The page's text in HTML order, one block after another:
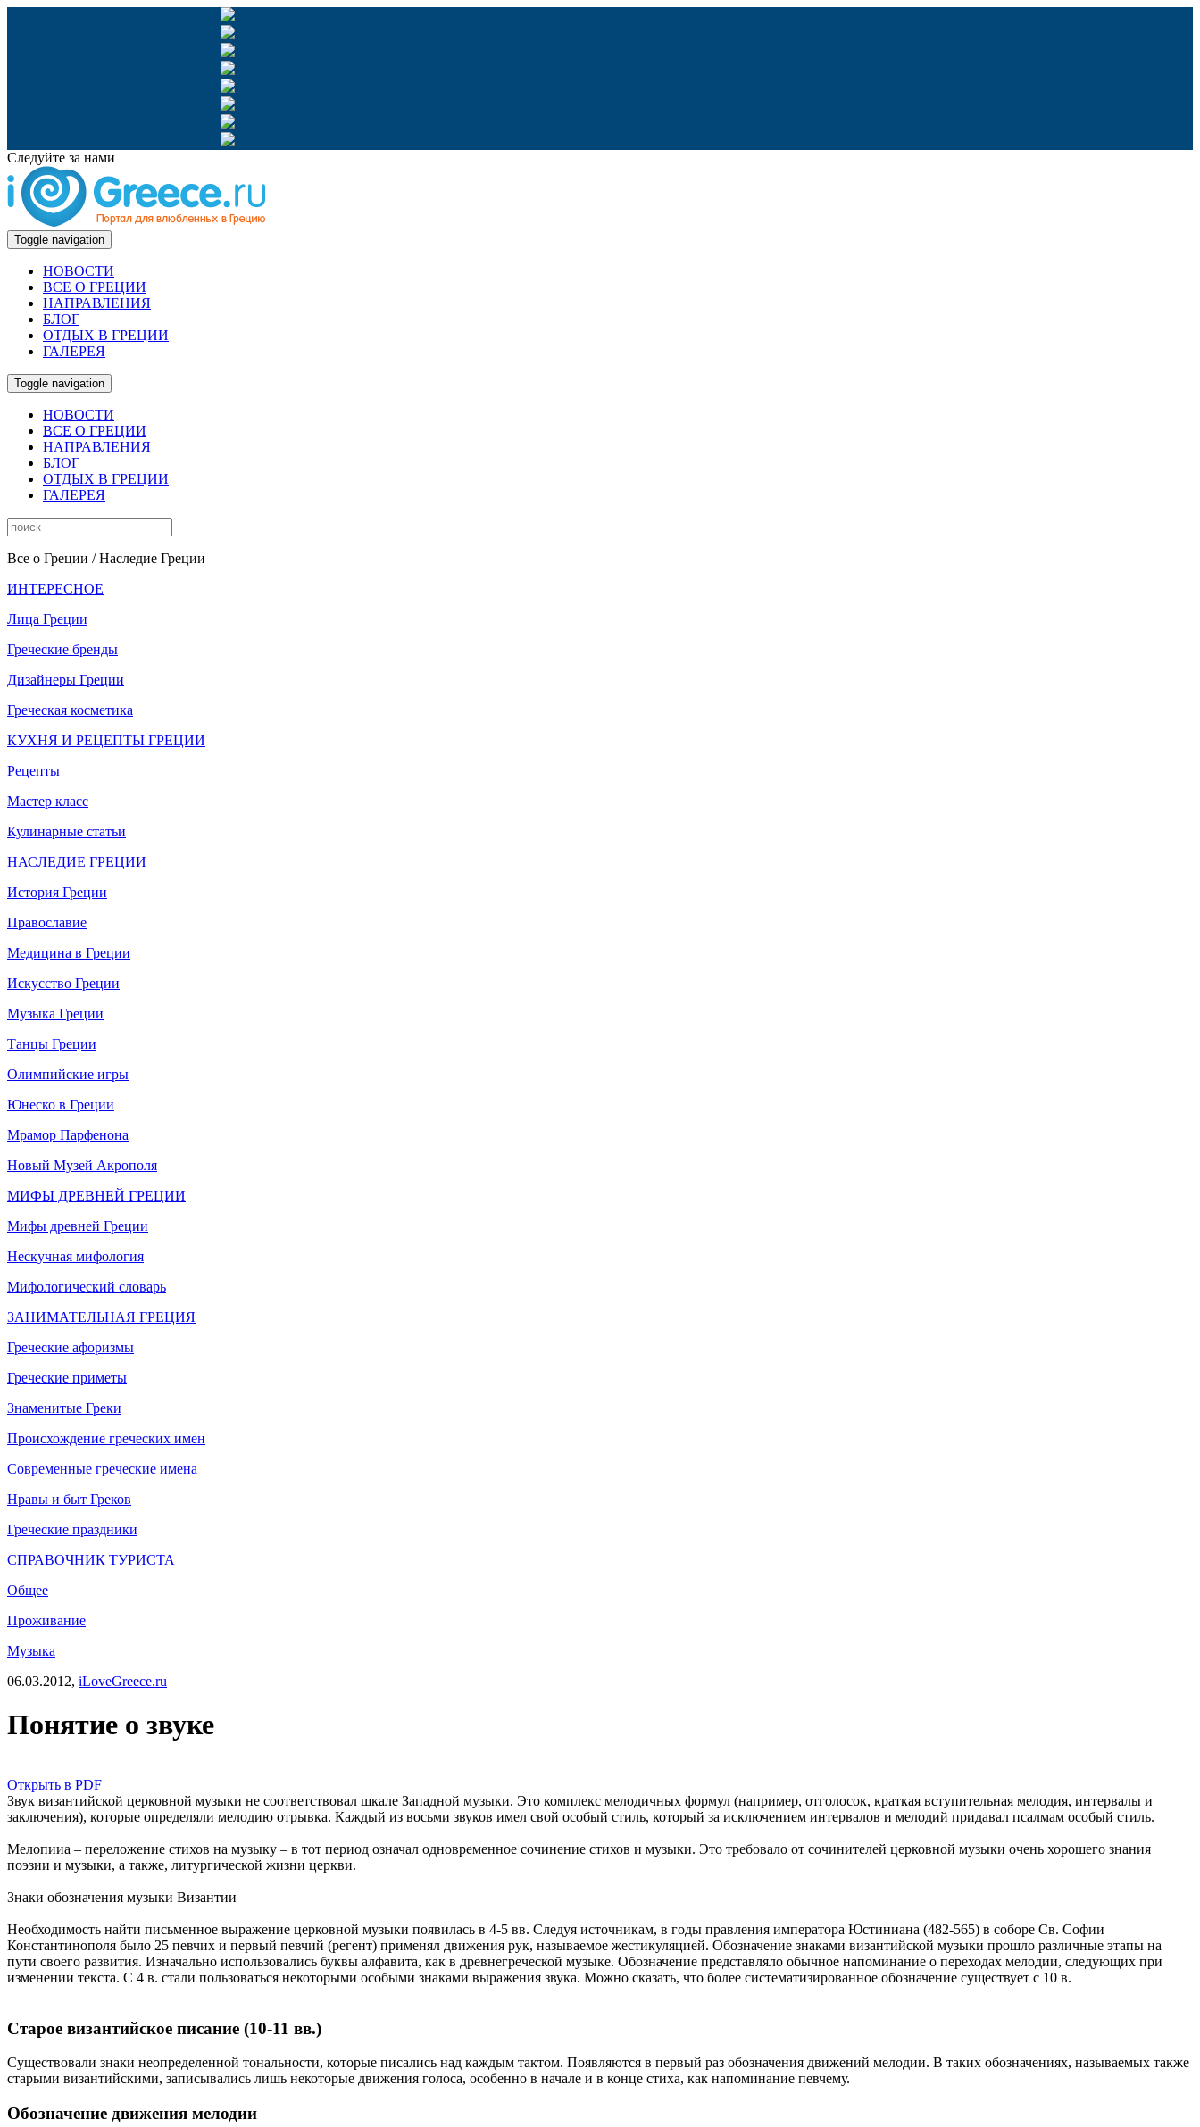
Следуйте за нами
Toggle navigation
НОВОСТИ
ВСЕ О ГРЕЦИИ
НАПРАВЛЕНИЯ
БЛОГ
ОТДЫХ В ГРЕЦИИ
ГАЛЕРЕЯ
Toggle navigation
НОВОСТИ
ВСЕ О ГРЕЦИИ
НАПРАВЛЕНИЯ
БЛОГ
ОТДЫХ В ГРЕЦИИ
ГАЛЕРЕЯ
Все о Греции / Наследие Греции
ИНТЕРЕСНОЕ
Лица Греции
Греческие бренды
Дизайнеры Греции
Греческая косметика
КУХНЯ И РЕЦЕПТЫ ГРЕЦИИ
Рецепты
Мастер класс
Кулинарные статьи
НАСЛЕДИЕ ГРЕЦИИ
История Греции
Православие
Медицина в Греции
Искусство Греции
Музыка Греции
Танцы Греции
Олимпийские игры
Юнеско в Греции
Мрамор Парфенона
Новый Музей Акрополя
МИФЫ ДРЕВНЕЙ ГРЕЦИИ
Мифы древней Греции
Нескучная мифология
Мифологический словарь
ЗАНИМАТЕЛЬНАЯ ГРЕЦИЯ
Греческие афоризмы
Греческие приметы
Знаменитые Греки
Происхождение греческих имен
Современные греческие имена
Нравы и быт Греков
Греческие праздники
СПРАВОЧНИК ТУРИСТА
Общее
Проживание
Музыка
06.03.2012, iLoveGreece.ru
Понятие о звуке
Открыть в PDF
Звук византийской церковной музыки не соответствовал шкале Западной музыки. Это комплекс мелодичных формул (например, отголосок, краткая вступительная мелодия, интервалы и
заключения), которые определяли мелодию отрывка. Каждый из восьми звуков имел свой особый стиль, который за исключением интервалов и мелодий придавал псалмам особый стиль.
Мелопииа – переложение стихов на музыку – в тот период означал одновременное сочинение стихов и музыки. Это требовало от сочинителей церковной музыки очень хорошего знания
поэзии и музыки, а также, литургической жизни церкви.
Знаки обозначения музыки Византии
Необходимость найти письменное выражение церковной музыки появилась в 4-5 вв. Следуя источникам, в годы правления императора Юстиниана (482-565) в соборе Св. Софии
Константинополя было 25 певчих и первый певчий (регент) применял движения рук, называемое жестикуляцией. Обозначение знаками византийской музыки прошло различные этапы на
пути своего развития. Изначально использовались буквы алфавита, как в древнегреческой музыке. Обозначение представляло обычное напоминание о переходах мелодии, следующих при
изменении текста. С 4 в. стали пользоваться некоторыми особыми знаками выражения звука. Можно сказать, что более систематизированное обозначение существует с 10 в.
Старое византийское писание (10-11 вв.)
Существовали знаки неопределенной тональности, которые писались над каждым тактом. Появляются в первый раз обозначения движений мелодии. В таких обозначениях, называемых также
старыми византийскими, записывались лишь некоторые движения голоса, особенно в начале и в конце стиха, как напоминание певчему.
Обозначение движения мелодии